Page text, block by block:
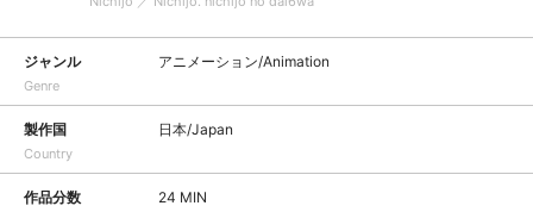
ジャンル
Genre
アニメーション/Animation
製作国
Country
日本/Japan
作品分数 24 MIN